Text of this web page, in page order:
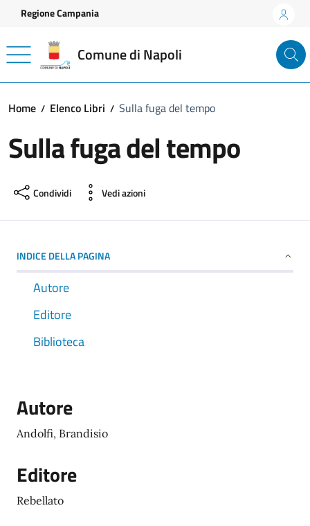
Vai ai contenuti
Vai al footer
Regione Campania
Comune di Napoli
Home Elenco Libri Sulla fuga del tempo
Sulla fuga del tempo
Condividi Vedi azioni
INDICE DELLA PAGINA
Autore
Editore
Biblioteca
Autore
Andolfi, Brandisio
Editore
Rebellato